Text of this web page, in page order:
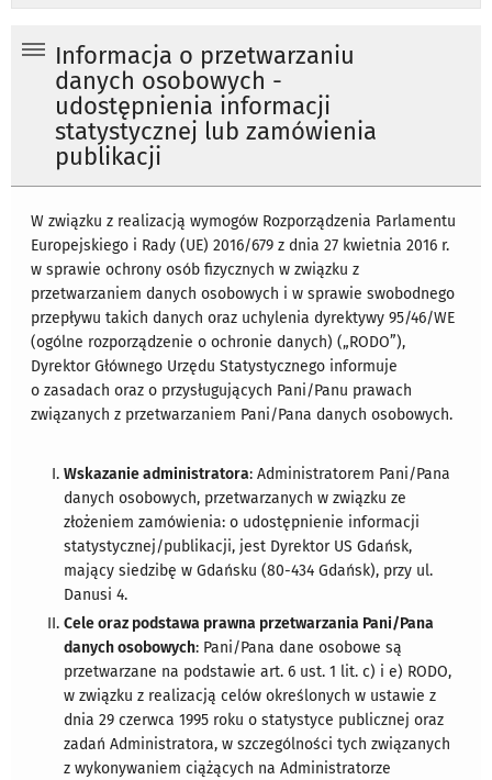
Informacja o przetwarzaniu
danych osobowych -
udostępnienia informacji
statystycznej lub zamówienia
publikacji
W związku z realizacją wymogów Rozporządzenia Parlamentu
Europejskiego i Rady (UE) 2016/679 z dnia 27 kwietnia 2016 r.
w sprawie ochrony osób fizycznych w związku z
przetwarzaniem danych osobowych i w sprawie swobodnego
przepływu takich danych oraz uchylenia dyrektywy 95/46/WE
(ogólne rozporządzenie o ochronie danych) („RODO”),
Dyrektor Głównego Urzędu Statystycznego informuje
o zasadach oraz o przysługujących Pani/Panu prawach
związanych z przetwarzaniem Pani/Pana danych osobowych.
Wskazanie administratora: Administratorem Pani/Pana
danych osobowych, przetwarzanych w związku ze
złożeniem zamówienia: o udostępnienie informacji
statystycznej/publikacji, jest Dyrektor US Gdańsk,
mający siedzibę w Gdańsku (80-434 Gdańsk), przy ul.
Danusi 4.
Cele oraz podstawa prawna przetwarzania Pani/Pana
danych osobowych: Pani/Pana dane osobowe są
przetwarzane na podstawie art. 6 ust. 1 lit. c) i e) RODO,
w związku z realizacją celów określonych w ustawie z
dnia 29 czerwca 1995 roku o statystyce publicznej oraz
zadań Administratora, w szczególności tych związanych
z wykonywaniem ciążących na Administratorze